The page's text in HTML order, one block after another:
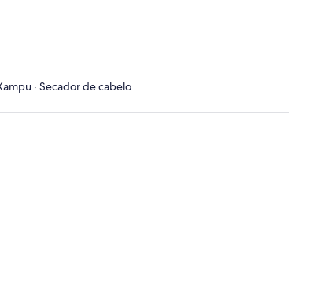
· Secador de cabelo